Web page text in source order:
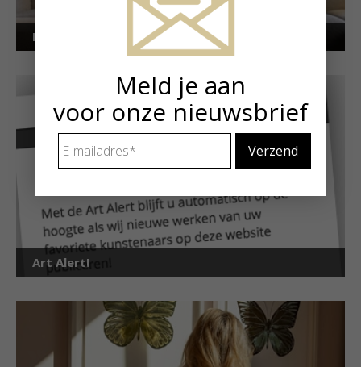
Kunstuitleen voor particulieren
Art Alert!
Meld je aan
voor onze nieuwsbrief
mailadres *